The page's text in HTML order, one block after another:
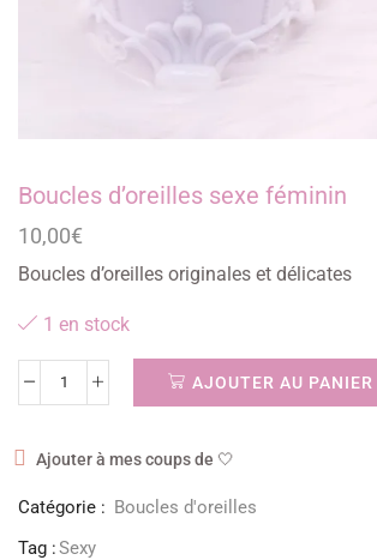
Boucles d’oreilles sexe féminin
10,00€
Boucles d’oreilles originales et délicates
1 en stock
AJOUTER AU PANIER
Ajouter à mes coups de 🤍
Catégorie : Boucles d'oreilles
Tag :Sexy